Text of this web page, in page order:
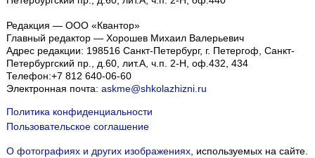
Редакция — ООО «Квантор»
Главный редактор — Хорошев Михаил Валерьевич
Адрес редакции: 198516 Санкт-Петербург, г. Петергоф Санкт-
Петербургский пр., д.60, лит.А, ч.п. 2-Н, оф.432, 434
Телефон:+7 812 640-06-60
Электронная почта: askme@shkolazhizni.ru
Политика конфиденциальности
Пользовательское соглашение
О фотографиях и других изображениях, используемых на сайте.